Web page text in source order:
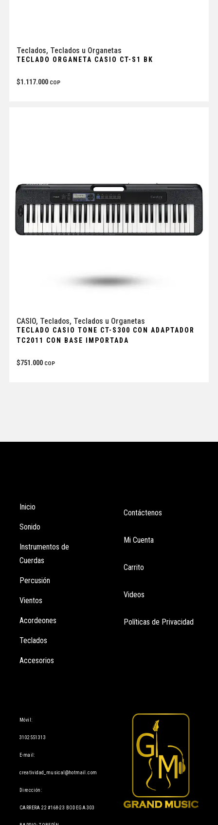
Teclados, Teclados u Organetas
TECLADO ORGANETA CASIO CT-S1 BK
$1.117.000 COP
CASIO, Teclados, Teclados u Organetas
TECLADO CASIO TONE CT-S300 CON ADAPTADOR
TC2011 CON BASE IMPORTADA
$751.000 COP
Inicio
Sonido
Instrumentos de
Cuerdas
Percusión
Vientos
Acordeones
Teclados
Accesorios
Contáctenos
Mi Cuenta
Carrito
Videos
Políticas de Privacidad
Móvil:
3102551313
E-mail:
creatividad_musical@hotmail.com
Dirección:
CARRERA 22 #168-23 BODEGA 303